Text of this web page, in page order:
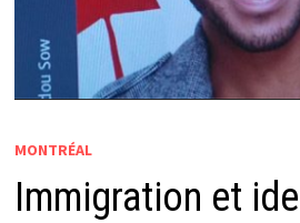
MONTRÉAL
Immigration et